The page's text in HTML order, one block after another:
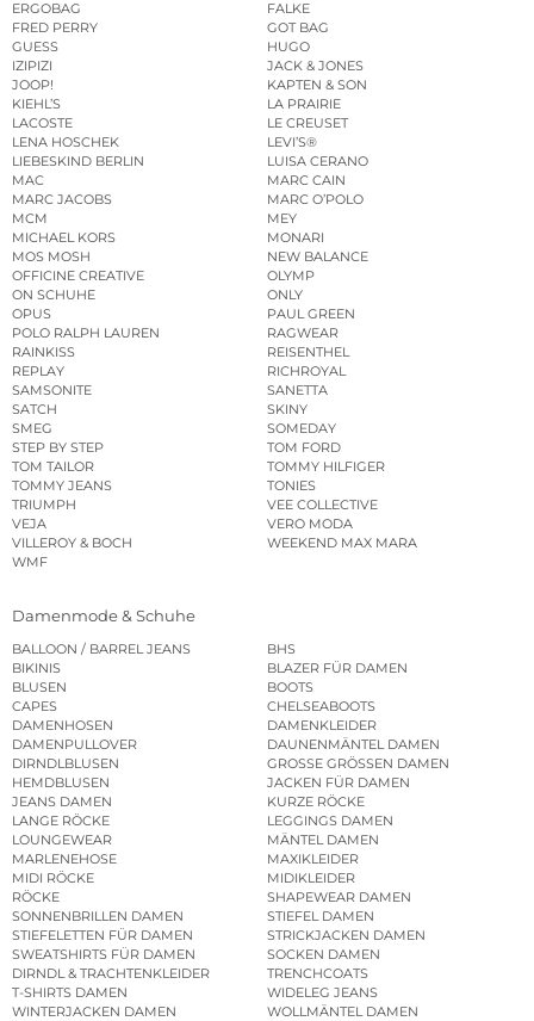
ERGOBAG
FALKE
FRED PERRY
GOT BAG
GUESS
HUGO
IZIPIZI
JACK & JONES
JOOP!
KAPTEN & SON
KIEHL’S
LA PRAIRIE
LACOSTE
LE CREUSET
LENA HOSCHEK
LEVI’S®
LIEBESKIND BERLIN
LUISA CERANO
MAC
MARC CAIN
MARC JACOBS
MARC O’POLO
MCM
MEY
MICHAEL KORS
MONARI
MOS MOSH
NEW BALANCE
OFFICINE CREATIVE
OLYMP
ON SCHUHE
ONLY
OPUS
PAUL GREEN
POLO RALPH LAUREN
RAGWEAR
RAINKISS
REISENTHEL
REPLAY
RICHROYAL
SAMSONITE
SANETTA
SATCH
SKINY
SMEG
SOMEDAY
STEP BY STEP
TOM FORD
TOM TAILOR
TOMMY HILFIGER
TOMMY JEANS
TONIES
TRIUMPH
VEE COLLECTIVE
VEJA
VERO MODA
VILLEROY & BOCH
WEEKEND MAX MARA
WMF
Damenmode & Schuhe
BALLOON / BARREL JEANS
BHS
BIKINIS
BLAZER FÜR DAMEN
BLUSEN
BOOTS
CAPES
CHELSEABOOTS
DAMENHOSEN
DAMENKLEIDER
DAMENPULLOVER
DAUNENMÄNTEL DAMEN
DIRNDLBLUSEN
GROSSE GRÖSSEN DAMEN
HEMDBLUSEN
JACKEN FÜR DAMEN
JEANS DAMEN
KURZE RÖCKE
LANGE RÖCKE
LEGGINGS DAMEN
LOUNGEWEAR
MÄNTEL DAMEN
MARLENEHOSE
MAXIKLEIDER
MIDI RÖCKE
MIDIKLEIDER
RÖCKE
SHAPEWEAR DAMEN
SONNENBRILLEN DAMEN
STIEFEL DAMEN
STIEFELETTEN FÜR DAMEN
STRICKJACKEN DAMEN
SWEATSHIRTS FÜR DAMEN
SOCKEN DAMEN
DIRNDL & TRACHTENKLEIDER
TRENCHCOATS
T-SHIRTS DAMEN
WIDELEG JEANS
WINTERJACKEN DAMEN
WOLLMÄNTEL DAMEN